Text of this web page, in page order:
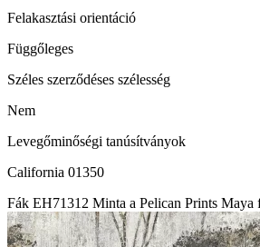
Felakasztási orientáció
Függőleges
Széles szerződéses szélesség
Nem
Levegőminőségi tanúsítványok
California 01350
Fák EH71312 Minta a Pelican Prints